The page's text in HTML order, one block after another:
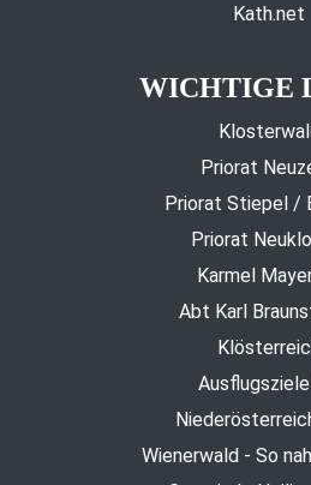
Kath.net
WICHTIGE
Priorat
Priorat Stiepel /
Priorat
Karmel
Abt Karl
Wienerwald - So